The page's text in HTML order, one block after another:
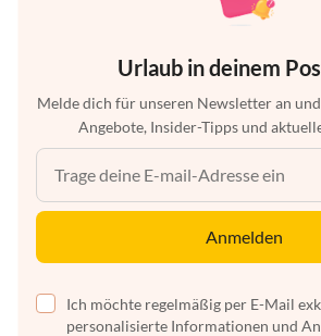
Urlaub in deinem
Melde dich für unseren Newsletter an
Angebote, Insider-Tipps und
Anmelden
Ich möchte regelmäßig per E-Mail
personalisierte Informationen und